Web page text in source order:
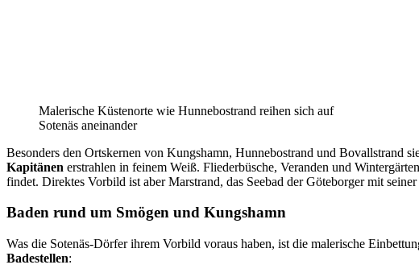
Malerische Küstenorte wie Hunnebostrand reihen sich auf
Sotenäs aneinander
Besonders den Ortskernen von Kungshamn, Hunnebostrand und Bovallstrand
Kapitänen erstrahlen in feinem Weiß. Fliederbüsche, Veranden und
findet. Direktes Vorbild ist aber Marstrand, das Seebad der Göteborger mit
Baden rund um Smögen und Kungshamn
Was die Sotenäs-Dörfer ihrem Vorbild voraus haben, ist die malerische
Badestellen: